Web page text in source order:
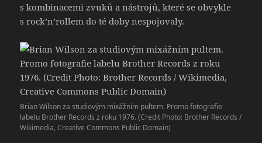
s kombinacemi zvuků a nástrojů, které se obvykle
s rock’n’rollem do té doby nespojovaly.
Brian Wilson za studiovým mixážním pultem. Promo fotografie
labelu Brother Records z roku 1976. (Credit Photo: Brother Records /
Wikimedia, Creative Commons Public Domain)